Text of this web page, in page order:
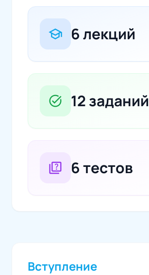
school 6 лекций
task_alt 12 заданий
quiz 6 тестов
Вступление